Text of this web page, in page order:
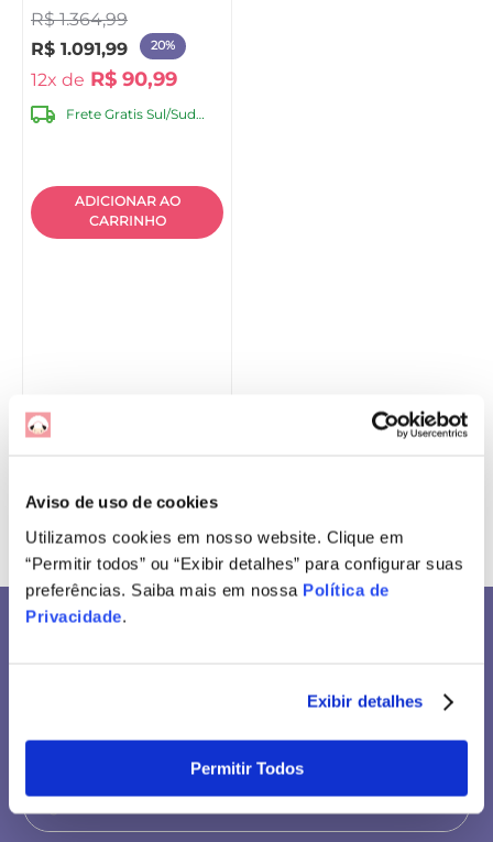
Aviso de uso de cookies
Utilizamos cookies em nosso website. Clique em
“Permitir todos” ou “Exibir detalhes” para configurar suas
preferências. Saiba mais em nossa Política de
Privacidade.
Exibir detalhes
Permitir Todos
[Reembalado]
R$ 1.364,99
R$ 1.091,99 20%
12 R$ 90,99
Frete Gratis Sul/Sudeste
ADICIONAR AO
CARRINHO
Você viu todos os
das últimas tendências e aproveite promoções